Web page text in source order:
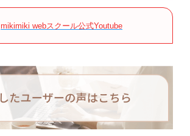
mikimiki webスクール公式Youtube